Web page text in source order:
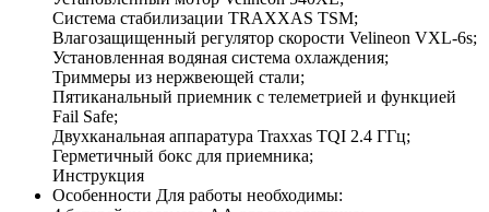
Система стабилизации TRAXXAS TSM;
Влагозащищенный регулятор скорости Velineon VXL-6s;
Установленная водяная система охлаждения;
Триммеры из нержвеющей стали;
Пятиканальный приемник с телеметрией и функцией
Fail Safe;
Двухканальная аппаратура Traxxas TQI 2.4 ГГц;
Герметичный бокс для приемника;
Инструкция
Особенности Для работы необходимы: